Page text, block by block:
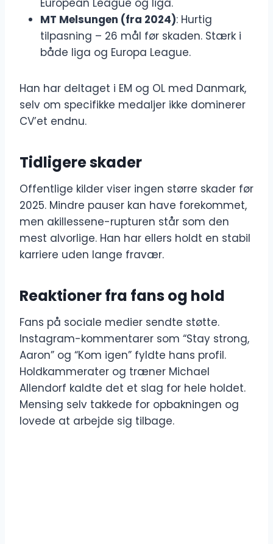
European League og liga.
MT Melsungen (fra 2024): Hurtig
tilpasning – 26 mål før skaden. Stærk i
både liga og Europa League.
Han har deltaget i EM og OL med Danmark,
selv om specifikke medaljer ikke dominerer
CV’et endnu.
Tidligere skader
Offentlige kilder viser ingen større skader før
2025. Mindre pauser kan have forekommet,
men akillessene-rupturen står som den
mest alvorlige. Han har ellers holdt en stabil
karriere uden lange fravær.
Reaktioner fra fans og hold
Fans på sociale medier sendte støtte.
Instagram-kommentarer som “Stay strong,
Aaron” og “Kom igen” fyldte hans profil.
Holdkammerater og træner Michael
Allendorf kaldte det et slag for hele holdet.
Mensing selv takkede for opbakningen og
lovede at arbejde sig tilbage.